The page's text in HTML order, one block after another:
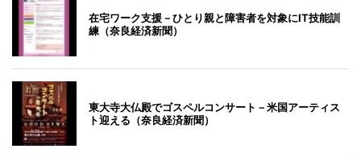
在宅ワーク支援－ひとり親と障害者を対象にIT技能訓
練（奈良経済新聞）
東大寺大仏殿でゴスペルコンサート－米国アーティス
ト迎える（奈良経済新聞）